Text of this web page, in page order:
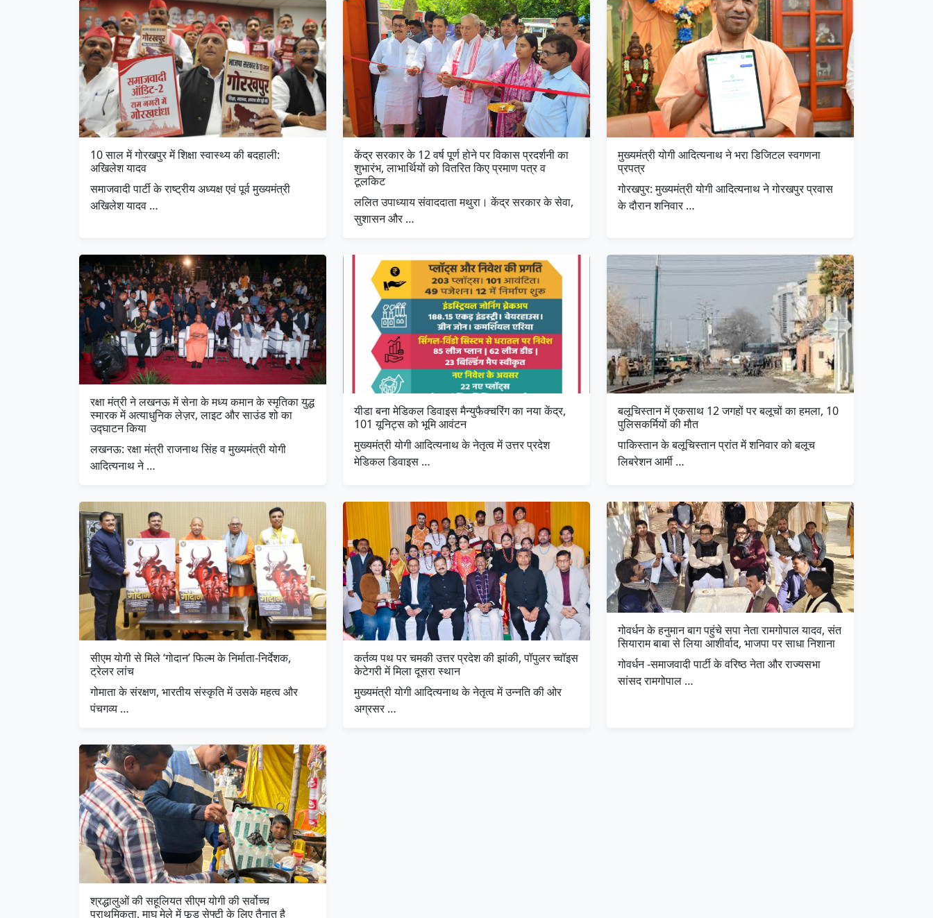
10 साल में गोरखपुर में शिक्षा स्वास्थ्य की बदहाली:
अखिलेश यादव
समाजवादी पार्टी के राष्ट्रीय अध्यक्ष एवं पूर्व मुख्यमंत्री
अखिलेश यादव …
केंद्र सरकार के 12 वर्ष पूर्ण होने पर विकास प्रदर्शनी का
शुभारंभ, लाभार्थियों को वितरित किए प्रमाण पत्र व
टूलकिट
ललित उपाध्याय संवाददाता मथुरा। केंद्र सरकार के सेवा,
सुशासन और …
मुख्यमंत्री योगी आदित्यनाथ ने भरा डिजिटल स्वगणना
प्रपत्र
गोरखपुर: मुख्यमंत्री योगी आदित्यनाथ ने गोरखपुर प्रवास
के दौरान शनिवार …
रक्षा मंत्री ने लखनऊ में सेना के मध्य कमान के स्मृतिका युद्ध
स्मारक में अत्याधुनिक लेज़र, लाइट और साउंड शो का
उद्घाटन किया
लखनऊ: रक्षा मंत्री राजनाथ सिंह व मुख्यमंत्री योगी
आदित्यनाथ ने …
यीडा बना मेडिकल डिवाइस मैन्युफैक्चरिंग का नया केंद्र,
101 यूनिट्स को भूमि आवंटन
मुख्यमंत्री योगी आदित्यनाथ के नेतृत्व में उत्तर प्रदेश
मेडिकल डिवाइस …
बलूचिस्तान में एकसाथ 12 जगहों पर बलूचों का हमला, 10
पुलिसकर्मियों की मौत
पाकिस्तान के बलूचिस्तान प्रांत में शनिवार को बलूच
लिबरेशन आर्मी …
सीएम योगी से मिले ‘गोदान’ फिल्म के निर्माता-निर्देशक,
ट्रेलर लांच
गोमाता के संरक्षण, भारतीय संस्कृति में उसके महत्व और
पंचगव्य …
कर्तव्य पथ पर चमकी उत्तर प्रदेश की झांकी, पॉपुलर च्वॉइस
केटेगरी में मिला दूसरा स्थान
मुख्यमंत्री योगी आदित्यनाथ के नेतृत्व में उन्नति की ओर
अग्रसर …
गोवर्धन के हनुमान बाग पहुंचे सपा नेता रामगोपाल यादव, संत
सियाराम बाबा से लिया आशीर्वाद, भाजपा पर साधा निशाना
गोवर्धन -समाजवादी पार्टी के वरिष्ठ नेता और राज्यसभा
सांसद रामगोपाल …
श्रद्धालुओं की सहूलियत सीएम योगी की सर्वोच्च
प्राथमिकता, माघ मेले में फूड सेफ्टी के लिए तैनात है